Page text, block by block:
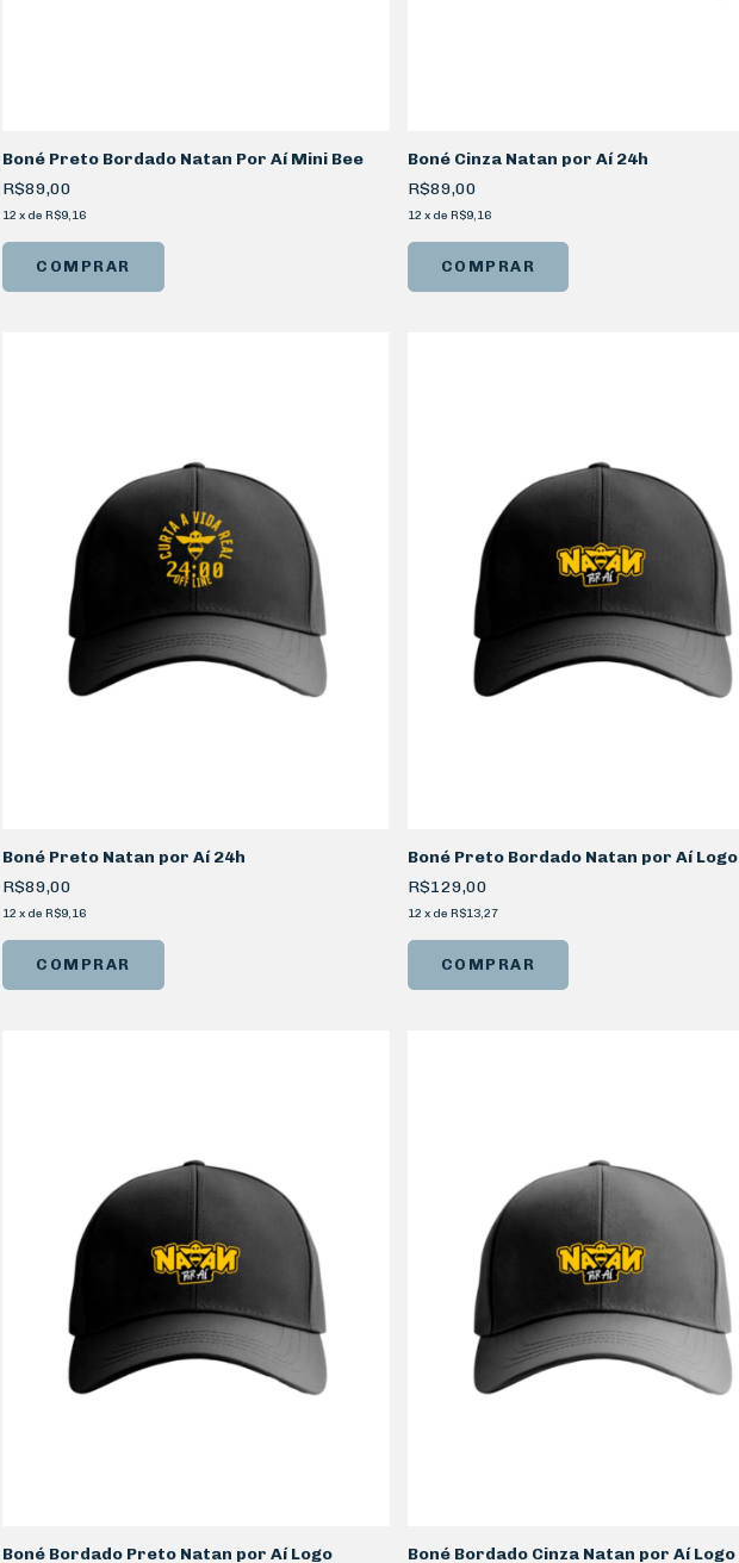
Boné Preto Bordado Natan Por Aí Mini Bee
R$89,00
12 x de R$9,16
Boné Cinza Natan por Aí 24h
R$89,00
12 x de R$9,16
Boné Preto Natan por Aí 24h
R$89,00
12 x de R$9,16
Boné Preto Bordado Natan por Aí Logo
R$129,00
12 x de R$13,27
Boné Bordado Preto Natan por Aí Logo Boné Bordado Cinza Natan por Aí Logo